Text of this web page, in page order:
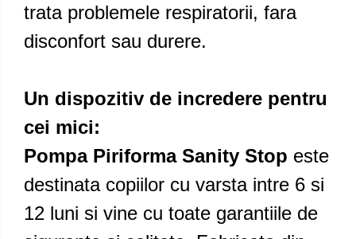
trata problemele respiratorii, fara
disconfort sau durere.
Un dispozitiv de incredere pentru
cei mici:
Pompa Piriforma Sanity Stop este
destinata copiilor cu varsta intre 6 si
12 luni si vine cu toate garantiile de